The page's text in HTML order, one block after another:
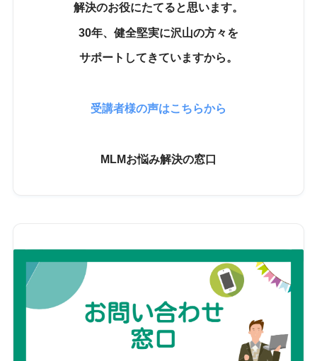
解決のお役にたてると思います。
30年、健全堅実に沢山の方々を
サポートしてきていますから。
受講者様の声はこちらから
MLMお悩み解決の窓口